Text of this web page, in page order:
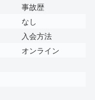
事故歴
なし
入会方法
オンライン